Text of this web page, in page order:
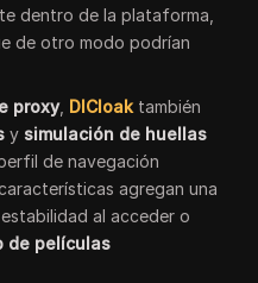
dentro de la plataforma,
de otro modo podrían
proxy, DICloak también
y simulación de huellas
de navegación
agregan una
al acceder o
de películas